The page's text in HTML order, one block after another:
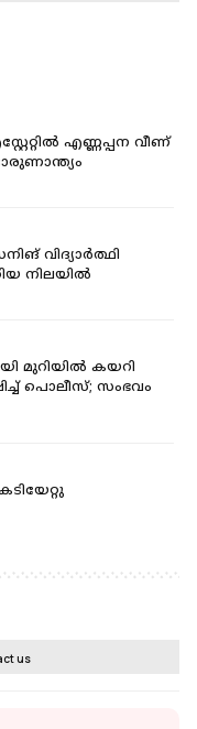
എണ്ണപ്പന വീണ്
വിദ്യാര്‍ത്ഥി
നിലയില്‍
മുറിയില്‍ കയറി
പൊലീസ്; സംഭവം
us